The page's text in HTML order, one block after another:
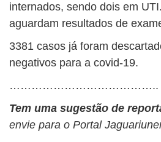
internados, sendo dois em
aguardam resultados de
3381 casos já foram
negativos para a covid-19.
…………………………………..
Tem uma sugestão de
envie para o Portal